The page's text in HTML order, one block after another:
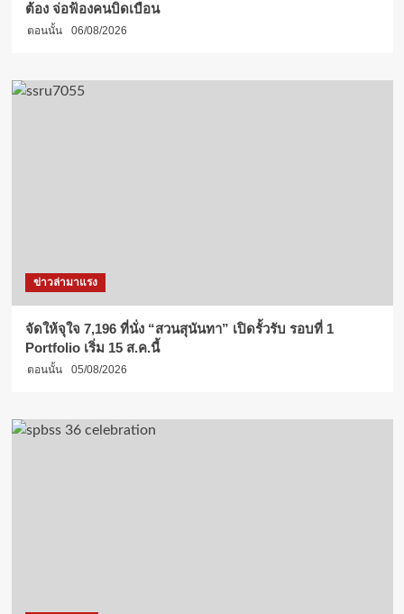
ต้อง จ่อฟ้องคนบิดเบือน
ตอนนั้น 06/08/2026
ข่าวล่ามาแรง
จัดให้จุใจ 7,196 ที่นั่ง “สวนสุนันทา” เปิดรั้วรับ รอบที่ 1
Portfolio เริ่ม 15 ส.ค.นี้
ตอนนั้น 05/08/2026